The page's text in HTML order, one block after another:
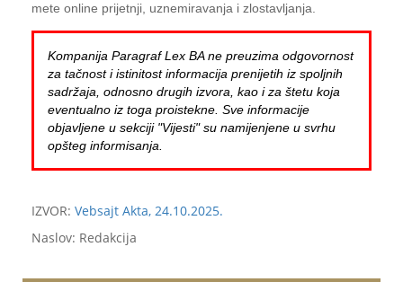
mete online prijetnji, uznemiravanja i zlostavljanja.
Kompanija Paragraf Lex BA ne preuzima odgovornost
za tačnost i istinitost informacija prenijetih iz spoljnih
sadržaja, odnosno drugih izvora, kao i za štetu koja
eventualno iz toga proistekne. Sve informacije
objavljene u sekciji "Vijesti" su namijenjene u svrhu
opšteg informisanja.
IZVOR: Vebsajt Akta, 24.10.2025.
Naslov: Redakcija